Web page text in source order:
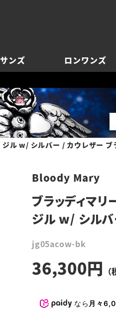
ンズ ロンワンズ
w/ シルバー / カウレザー ブ
Bloody Mary
ブラッディマ
ジル w/ シルバ
jg05acow-bk
36,300
なら 月々